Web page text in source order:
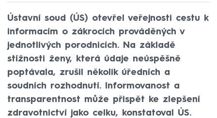
Ústavní soud (ÚS) otevřel veřejnosti cestu k
informacím o zákrocích prováděných v
jednotlivých porodnicích. Na základě
stížnosti ženy, která údaje neúspěšně
poptávala, zrušil několik úředních a
soudních rozhodnutí. Informovanost a
transparentnost může přispět ke zlepšení
zdravotnictví jako celku, konstatoval ÚS.